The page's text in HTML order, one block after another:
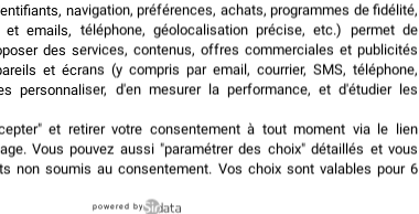
navigation, préférences, achats, programmes de fidélité,
et emails, téléphone, géolocalisation précise, etc.) permet de
des services, contenus, offres commerciales et publicités
et écrans (y compris par email, courrier, SMS, téléphone,
personnaliser, d'en mesurer la performance, et d'étudier les
et retirer votre consentement à tout moment via le lien
. Vous pouvez aussi "paramétrer des choix" détaillés et vous
non soumis au consentement. Vos choix sont valables pour 6
powered by